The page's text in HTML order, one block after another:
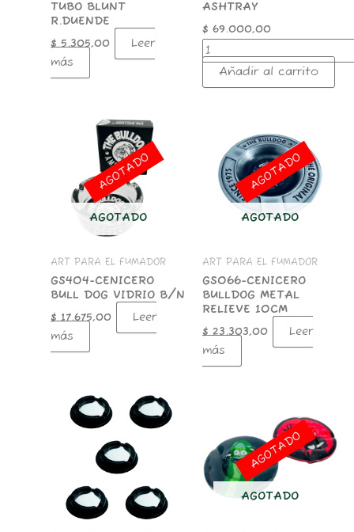
TUBO BLUNT
R.DUENDE
$5.305,00
Leer
más
ASHTRAY
$ 69.000,00
Añadir al carrito
AGOTADO
ART PARA EL FUMADOR
GS404-CENICERO
BULL DOG VIDRIO B/N
$17.675,00
Leer
más
AGOTADO
AGOTADO
ART PARA EL FUMADOR
GS066-CENICERO
BULLDOG METAL
RELIEVE 10CM
$23.303,00
Leer
más
AGOTADO
CENICERO
ECO
cantidad
AGOTADO
AGOTADO